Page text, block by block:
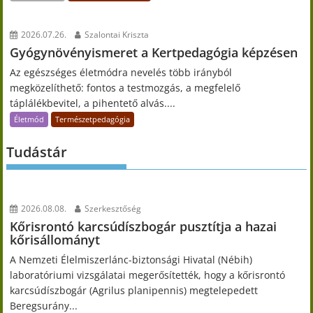
2026.07.26. Szalontai Kriszta
Gyógynövényismeret a Kertpedagógia képzésen
Az egészséges életmódra nevelés több irányból
megközelíthető: fontos a testmozgás, a megfelelő
táplálékbevitel, a pihentető alvás....
Életmód Természetpedagógia
Tudástár
2026.08.08. Szerkesztőség
Kőrisrontó karcsúdíszbogár pusztítja a hazai
kőrisállományt
A Nemzeti Élelmiszerlánc-biztonsági Hivatal (Nébih)
laboratóriumi vizsgálatai megerősítették, hogy a kőrisrontó
karcsúdíszbogár (Agrilus planipennis) megtelepedett
Beregsurány...